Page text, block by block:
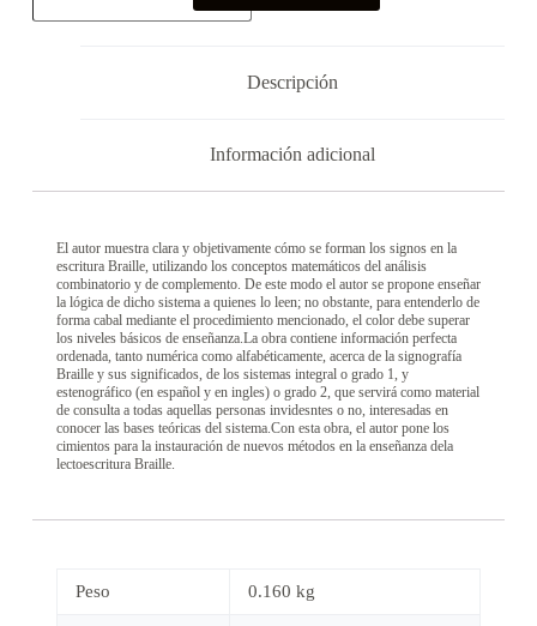
Descripción
Información adicional
El autor muestra clara y objetivamente cómo se forman los signos en la
escritura Braille, utilizando los conceptos matemáticos del análisis
combinatorio y de complemento. De este modo el autor se propone enseñar
la lógica de dicho sistema a quienes lo leen; no obstante, para entenderlo de
forma cabal mediante el procedimiento mencionado, el color debe superar
los niveles básicos de enseñanza.La obra contiene información perfecta
ordenada, tanto numérica como alfabéticamente, acerca de la signografía
Braille y sus significados, de los sistemas integral o grado 1, y
estenográfico (en español y en ingles) o grado 2, que servirá como material
de consulta a todas aquellas personas invidesntes o no, interesadas en
conocer las bases teóricas del sistema.Con esta obra, el autor pone los
cimientos para la instauración de nuevos métodos en la enseñanza dela
lectoescritura Braille.
Peso 0.160 kg